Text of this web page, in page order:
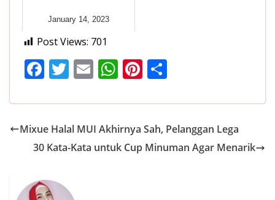
January 14, 2023
Post Views: 701
F
e
b
o
k
T
itt
er
E
ai
l
W
at
s
A
Pi
er
e
st
ar
e
Mixue Halal MUI Akhirnya Sah, Pelanggan Lega
30 Kata-Kata untuk Cup Minuman Agar Menarik